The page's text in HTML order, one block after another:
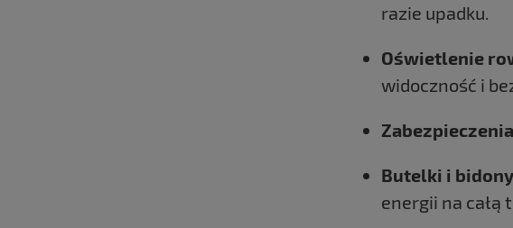
razie upadku.
Oświetlenie
widoczność i
Butelki i
energii na całą